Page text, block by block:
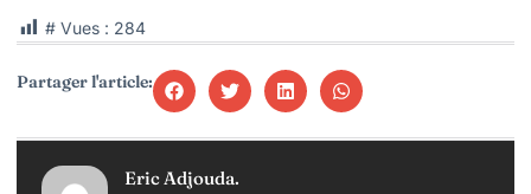
# Vues : 284
Partager l'article:
Eric Adjouda.